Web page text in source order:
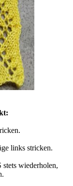
links stricken.
wiederholen,